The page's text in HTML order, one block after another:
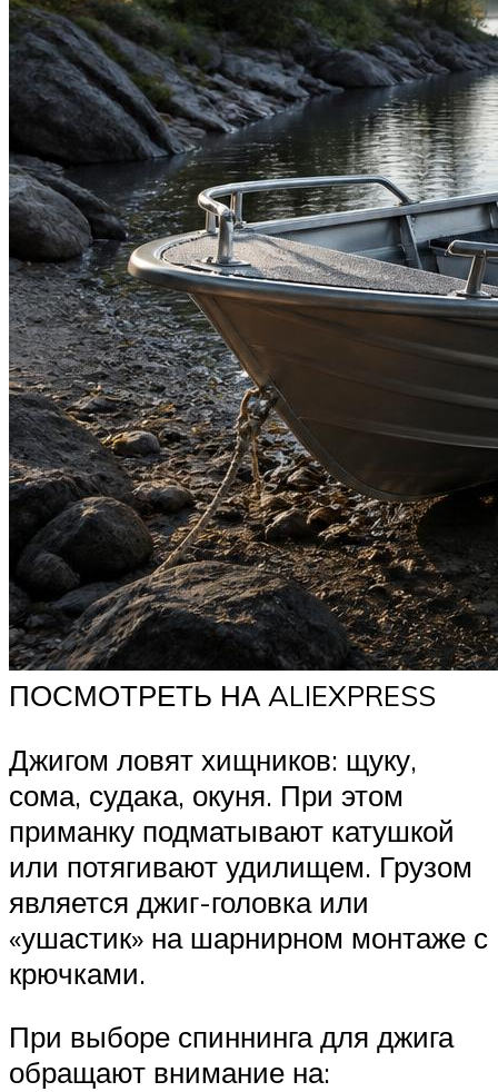
ПОСМОТРЕТЬ НА ALIEXPRESS
Джигом ловят хищников: щуку,
сома, судака, окуня. При этом
приманку подматывают катушкой
или потягивают удилищем. Грузом
является джиг-головка или
«ушастик» на шарнирном монтаже с
крючками.
При выборе спиннинга для джига
обращают внимание на: